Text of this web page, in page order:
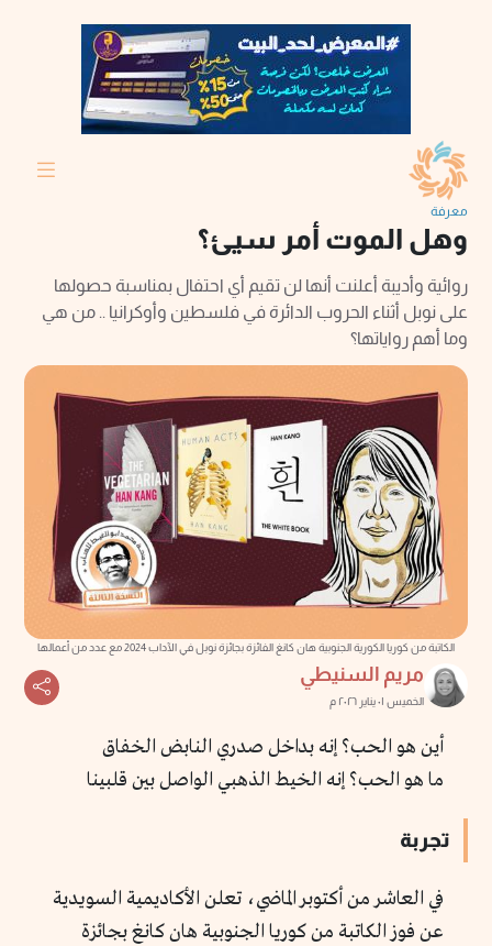
معرفة
وهل الموت أمر سيئ؟
روائية وأديبة أعلنت أنها لن تقيم أي احتفال بمناسبة حصولها
على نوبل أثناء الحروب الدائرة في فلسطين وأوكرانيا .. من هي
وما أهم رواياتها؟
الكاتبة من كوريا الكورية الجنوبية هان كانغ الفائزة بجائزة نوبل في الآداب 2024 مع عدد من أعمالها
مريم السنيطي
الخميس ٠١ يناير ٢٠٢٦ م
أين هو الحب؟ إنه بداخل صدري النابض الخفاق
ما هو الحب؟ إنه الخيط الذهبي الواصل بين قلبينا
تجربة
في العاشر من أكتوبر الماضي، تعلن الأكاديمية السويدية
عن فوز الكاتبة من كوريا الجنوبية هان كانغ بجائزة